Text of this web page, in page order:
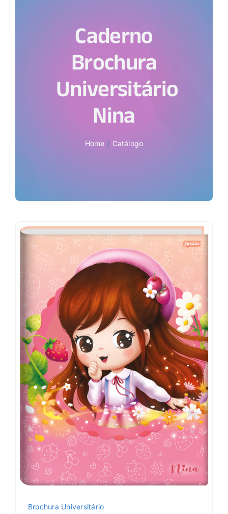
Caderno
Brochura
Universitário
Nina
Home Catálogo
Brochura Universitário